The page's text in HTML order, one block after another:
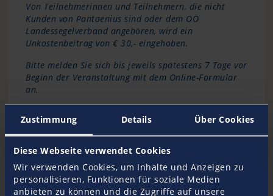
Zustimmung Details Über Cookies
Diese Webseite verwendet Cookies
Wir verwenden Cookies, um Inhalte und Anzeigen zu
personalisieren, Funktionen für soziale Medien
anbieten zu können und die Zugriffe auf unsere
Von Teilnehmerinnen und Teilnehmern, die nicht
Kunden von Pantaenius sind oder dem OÖ
Landessegelverband angehören, wird ein
Unkostenbeitrag von € 30,- eingehoben.
Bitte melden Sie sich bis jeweils spätestens 7 Tage vor
Beginn der Veranstaltung mit dem Online-Formular
an.
Kontakt